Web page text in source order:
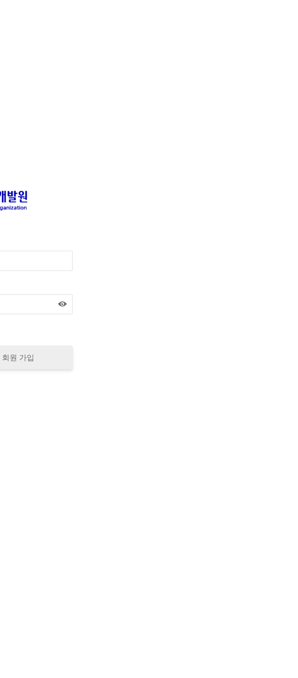
회원 가입